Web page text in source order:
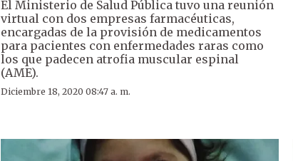
El Ministerio de Salud Pública tuvo una reunión
virtual con dos empresas farmacéuticas,
encargadas de la provisión de medicamentos
para pacientes con enfermedades raras como
los que padecen atrofia muscular espinal
(AME).
Diciembre 18, 2020 08:47 a. m.